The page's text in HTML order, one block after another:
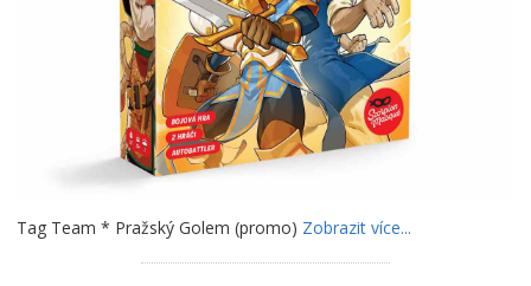
Tag Team * Pražský Golem (promo) Zobrazit více...